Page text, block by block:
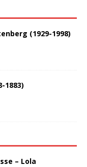
(1929-1998)
1883)
– Lola